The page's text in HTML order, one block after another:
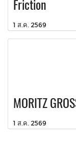
Friction
1 ส.ค. 2569
MORITZ
1 ส.ค. 2569